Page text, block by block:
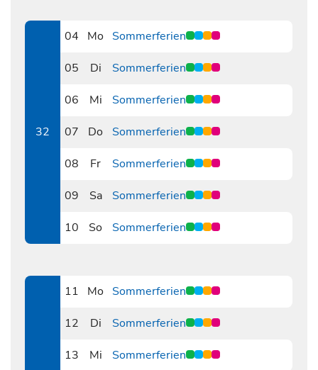
32
04
Mo Sommerferien
05
Di Sommerferien
06
Mi Sommerferien
07
Do Sommerferien
08
Fr Sommerferien
09
Sa Sommerferien
10
So Sommerferien
11
Mo Sommerferien
12
Di Sommerferien
13
Mi Sommerferien